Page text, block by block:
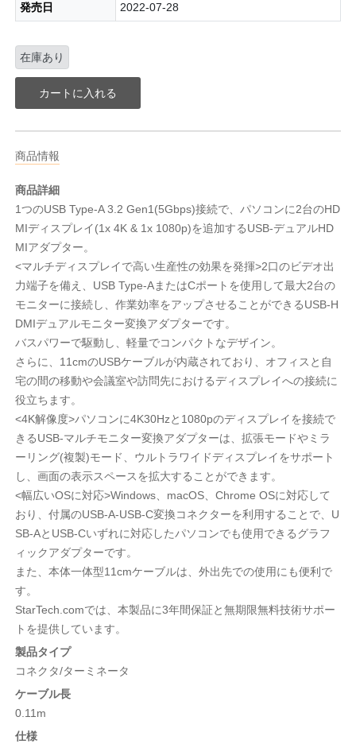
発売日 2022-07-28
在庫あり
カートに入れる
商品情報
商品詳細
1つのUSB Type-A 3.2 Gen1(5Gbps)接続で、パソコンに2台のHD
MIディスプレイ(1x 4K & 1x 1080p)を追加するUSB-デュアルHD
MIアダプター。
<マルチディスプレイで高い生産性の効果を発揮>2口のビデオ出
力端子を備え、USB Type-AまたはCポートを使用して最大2台の
モニターに接続し、作業効率をアップさせることができるUSB-H
DMIデュアルモニター変換アダプターです。
バスパワーで駆動し、軽量でコンパクトなデザイン。
さらに、11cmのUSBケーブルが内蔵されており、オフィスと自
宅の間の移動や会議室や訪問先におけるディスプレイへの接続に
役立ちます。
<4K解像度>パソコンに4K30Hzと1080pのディスプレイを接続で
きるUSB-マルチモニター変換アダプターは、拡張モードやミラ
ーリング(複製)モード、ウルトラワイドディスプレイをサポート
し、画面の表示スペースを拡大することができます。
<幅広いOSに対応>Windows、macOS、Chrome OSに対応して
おり、付属のUSB-A-USB-C変換コネクターを利用することで、U
SB-AとUSB-Cいずれに対応したパソコンでも使用できるグラフ
ィックアダプターです。
また、本体一体型11cmケーブルは、外出先での使用にも便利で
す。
StarTech.comでは、本製品に3年間保証と無期限無料技術サポー
トを提供しています。
製品タイプ
コネクタ/ターミネータ
ケーブル長
0.11m
仕様